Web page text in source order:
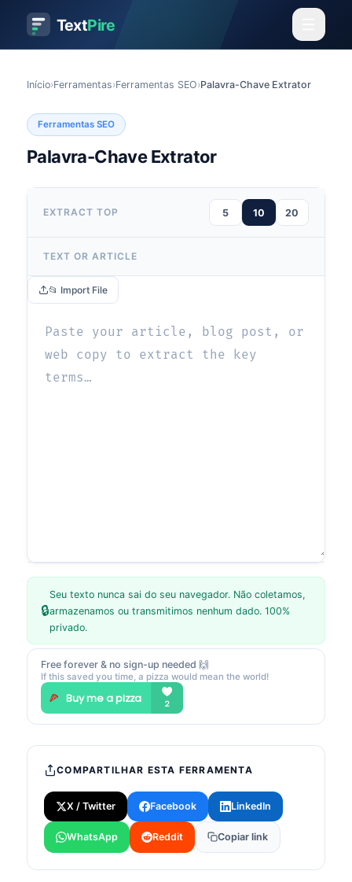
TextPire
Início›Ferramentas›Ferramentas SEO›Palavra-Chave Extrator
Ferramentas SEO
Palavra-Chave Extrator
EXTRACT TOP 5 10 20
TEXT OR ARTICLE
📂 Import File
🔒
Seu texto nunca sai do seu navegador. Não coletamos,
armazenamos ou transmitimos nenhum dado. 100%
privado.
Free forever & no sign-up needed 🙌
If this saved you time, a pizza would mean the world!
COMPARTILHAR ESTA FERRAMENTA
X / Twitter Facebook LinkedIn
WhatsApp Reddit Copiar link